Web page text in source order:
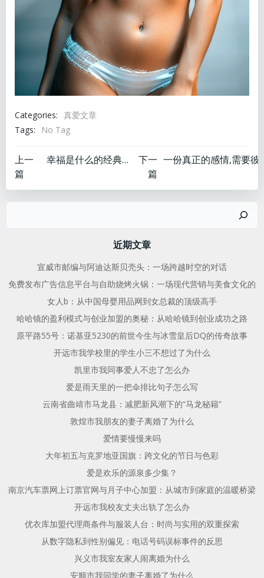
Categories: 真爱文章
Tags:
No Tag
文
章
上一
篇
幸福是什么的经典语录
文
章
航
下一
篇
近期文章
宣威市邮编与阿迪达斯贝壳头：一场跨越时空的对话
免费发布广告信息平台与自助烧烤火锅：一场现代营销与美食文化的
女人b：从中国母婴用品网到女总裁的顶级高手
哈哈镜的盈利模式与创业加盟的奥秘：从哈哈镜到创业成功之路
原平路55号：诺基亚5230的前世今生与冰雪皇后DQ的传奇故事
开远市我学校里的学生小三不想过了为什么
凯里市我同事爱人不忠了怎么办
爱是雨天里的一把伞排比句子怎么写
云南省曲靖市马龙县：减肥新风潮下的“马龙秘籍”
敦煌市我朋友的妻子离婚了为什么
爱情要慢慢来吗
大年初五与克罗地亚国旗：跨文化的节日与色彩
爱是欢乐的源泉多少集？
南京汽车票网上订票官网与月子中心加盟：从城市到家庭的温暖桥梁
开远市我校友丈夫出轨了怎么办
优衣库加盟代理商条件与服装人台：时尚与实用的双重探索
从数字隐私到性别偏见：电话号码误标事件的反思
兴义市我室友家人闹离婚为什么
安顺市我同学的妻子离婚了为什么